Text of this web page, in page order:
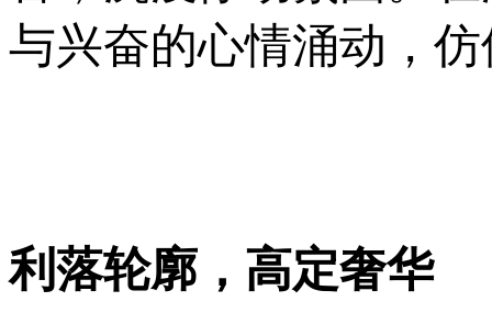
与兴奋的心情涌动，
利落轮廓，高定奢华